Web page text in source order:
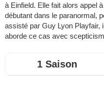
à Einfield. Elle fait alors appel
débutant dans le paranormal,
assisté par Guy Lyon Playfair,
aborde ce cas avec
1 Saison